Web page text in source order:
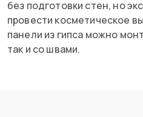
без подготовки стен, но
провести косметическое
панели из гипса можно
так и со швами.